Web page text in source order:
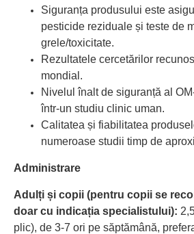
Siguranța produsului este
pesticide reziduale și teste de
grele/toxicitate.
Rezultatele cercetărilor
mondial.
Nivelul înalt de siguranță al
într-un studiu clinic uman.
Calitatea și fiabilitatea
numeroase studii timp de
Administrare
Adulți și copii (pentru copii se
doar cu indicația specialistului):
plic), de 3-7 ori pe săptămână,